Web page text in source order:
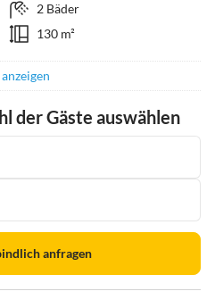
2 Bäder
130 m²
der Gäste auswählen
anfragen